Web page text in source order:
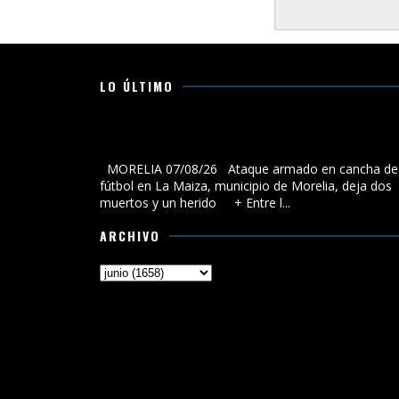
LO ÚLTIMO
MORELIA 07/08/26 Ataque armado en cancha de
fútbol en La Maiza, municipio de Morelia, deja dos
muertos y un herido + Entre l...
ARCHIVO